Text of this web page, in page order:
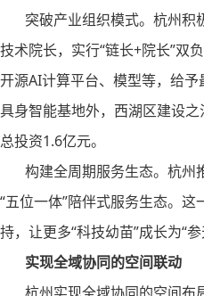
突破产业组织模式。杭州积
技术院长，实行“链长+院长”双
开源AI计算平台、模型等，给
具身智能基地外，西湖区建设
总投资1.6亿元。
构建全周期服务生态。杭州推
“五位一体”陪伴式服务生态。
持，让更多“科技幼苗”成长为“参
实现全域协同的空间联动